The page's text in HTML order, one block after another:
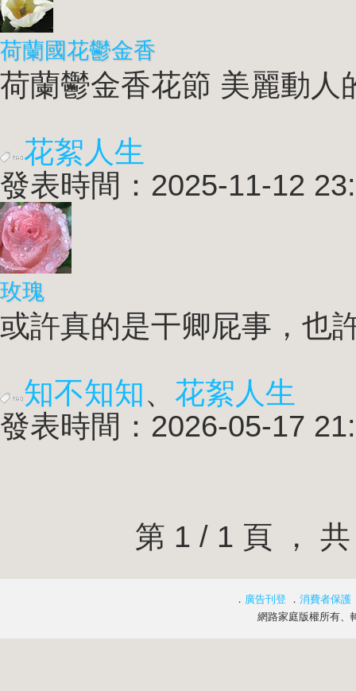
荷蘭國花鬱金香
荷蘭鬱金香花節 美麗動人
花絮人生
發表時間：2025-11-12
玫瑰
或許真的是干卿屁事，也
知不知知、 花絮人生
發表時間：2026-05-17
第 1 / 1 頁
． 廣告刊登 ． 消費者保護
網路家庭版權所有、